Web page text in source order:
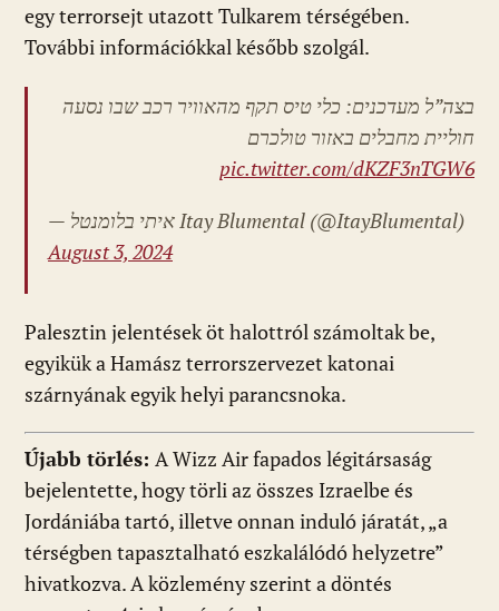
egy terrorsejt utazott Tulkarem térségében.
További információkkal később szolgál.
בצה”ל מעדכנים: כלי טיס תקף מהאוויר רכב שבו נסעה
חוליית מחבלים באזור טולכרם
pic.twitter.com/dKZF3nTGW6
Itay Blumental (@ItayBlumental)
August 3, 2024
Palesztin jelentések öt halottról számoltak be,
egyikük a Hamász terrorszervezet katonai
szárnyának egyik helyi parancsnoka.
Újabb törlés: A Wizz Air fapados légitársaság
bejelentette, hogy törli az összes Izraelbe és
Jordániába tartó, illetve onnan induló járatát, „a
térségben tapasztalható eszkalálódó helyzetre”
hivatkozva. A közlemény szerint a döntés